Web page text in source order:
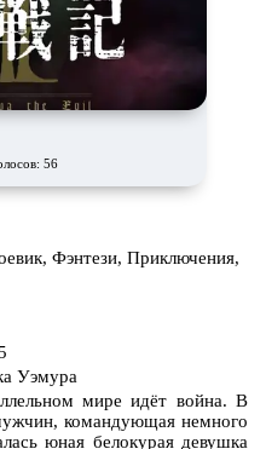
Про выживание
Про гонки
Про динозавров
Про инопланетян
Про подростков
Про роботов
56
Фэнтези, Приключения,
Уэмура
мире идёт война. В
командующая немного
юная белокурая девушка